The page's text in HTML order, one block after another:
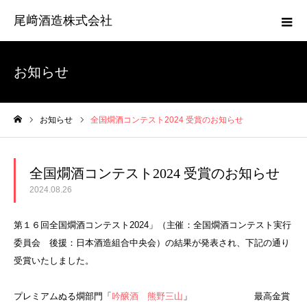
尾﨑酒造株式会社
お知らせ
お知らせ 全国燗酒コンテスト2024 受賞のお知らせ
全国燗酒コンテスト2024 受賞のお知らせ
2024.08.26
第１６回全国燗酒コンテスト2024」（主催：全国燗酒コンテスト実行
委員会 後援：日本酒造組合中央会）の結果が発表され、下記の通り
受賞いたしました。
プレミアムぬる燗部門 「 吟醸酒 熊野三山 」
最高金賞